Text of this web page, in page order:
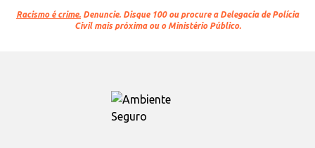
Racismo é crime. Denuncie. Disque 100 ou procure a Delegacia de Polícia
Civil mais próxima ou o Ministério Público.